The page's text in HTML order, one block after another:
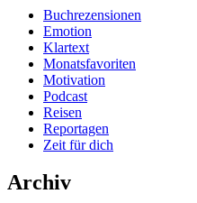
Buchrezensionen
Emotion
Klartext
Monatsfavoriten
Motivation
Podcast
Reisen
Reportagen
Zeit für dich
Archiv